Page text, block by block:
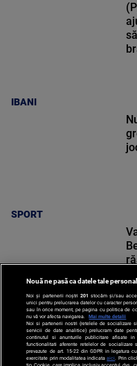
IBANI
SPORT
SPORT
Nouă ne pasă ca datele tale
Noi și partenerii noștri 201 stocăm și/sau
unici pentru prelucrarea datelor cu caracter
sau în orice moment, pe pagina cu politica de
nu vă vor afecta navigarea.
Mai multe detalii
Noi si partenerii nostri (retelele de socializare
servicii de date analitice) prelucram date
continutul si anunturile publicitare afisate
functionalitati aferente retelelor de
prevazute de art. 15-22 din GDPR in legatura
exercitate prin modalitatea indicataaici . Prin
tip Cookie, care implica inclusiv acceptul dvs.